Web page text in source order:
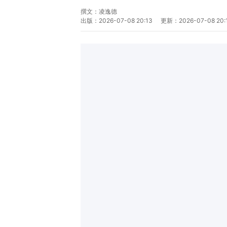
撰文： 凌逸德
出版： 2026-07-08 20:13 更新： 2026-07-08